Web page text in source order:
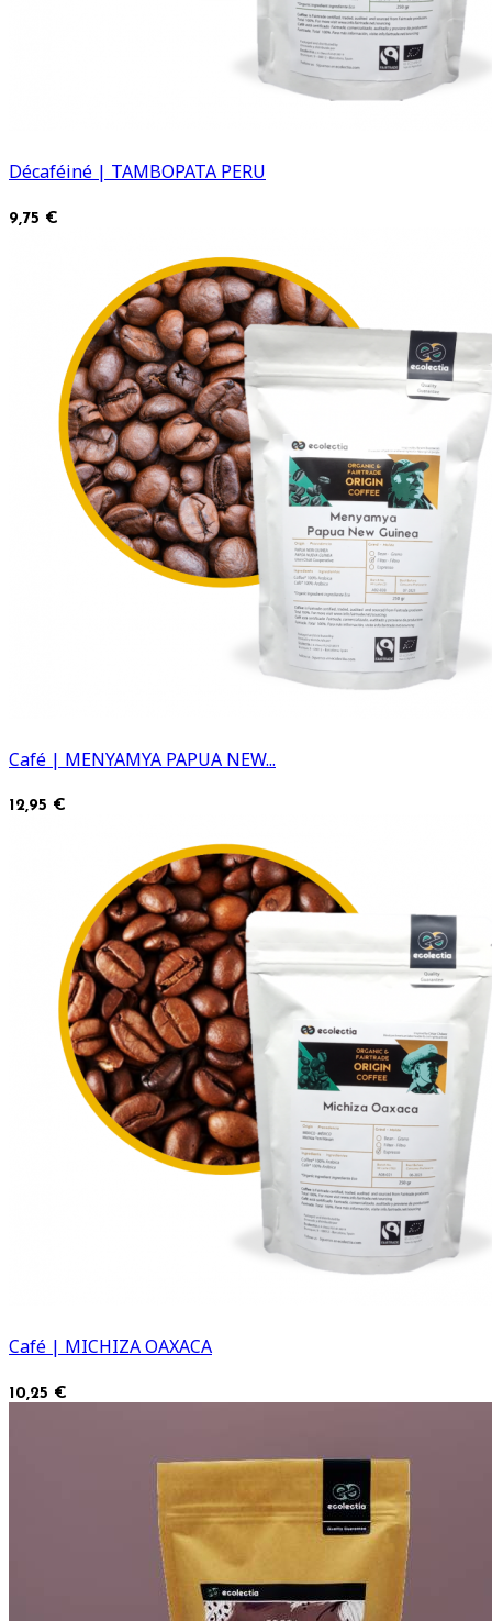
Décaféiné | TAMBOPATA PERU
9,75 €
Café | MENYAMYA PAPUA NEW...
12,95 €
Café | MICHIZA OAXACA
10,25 €